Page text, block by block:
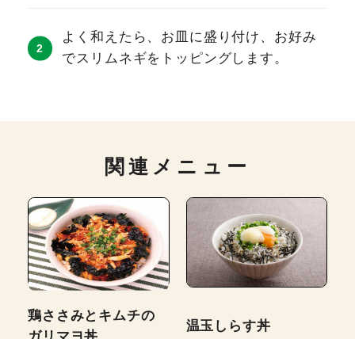
よく和えたら、お皿に盛り付け、お好み
でスリムネギをトッピングします。
関連メニュー
鶏ささみとキムチの
温玉しらす丼